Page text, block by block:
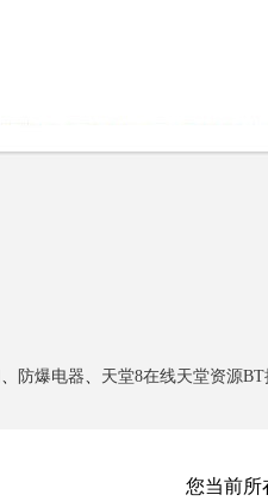
、 防爆电器、 天堂8在线天堂资源BT
您当前所